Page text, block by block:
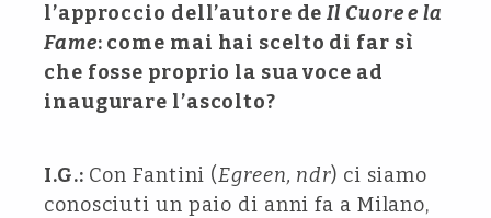
l’approccio dell’autore deIl Cuore e la
Fame: come mai hai scelto di far sì
che fosse proprio la sua voce ad
inaugurare l’ascolto?
I.G.: Con Fantini (Egreen, ndr) ci siamo
conosciuti un paio di anni fa a Milano,